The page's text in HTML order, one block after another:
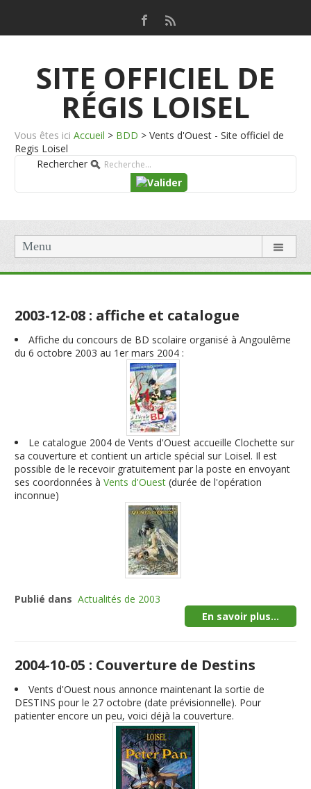
SITE OFFICIEL DE
RÉGIS LOISEL
Vous êtes ici Accueil > BDD > Vents d'Ouest - Site officiel de
Regis Loisel
Rechercher
Menu
2003-12-08 : affiche et catalogue
Affiche du concours de BD scolaire organisé à Angoulême
du 6 octobre 2003 au 1er mars 2004 :
Le catalogue 2004 de Vents d'Ouest accueille Clochette sur
sa couverture et contient un article spécial sur Loisel. Il est
possible de le recevoir gratuitement par la poste en envoyant
ses coordonnées àVents d'Ouest (durée de l'opération
inconnue)
Publié dans Actualités de 2003
En savoir plus...
2004-10-05 : Couverture de Destins
Vents d'Ouest nous annonce maintenant la sortie de
DESTINS pour le 27 octobre (date prévisionnelle). Pour
patienter encore un peu, voici déjà la couverture.